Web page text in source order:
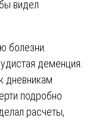
видел
болезни.
деменция.
дневникам
подробно
расчеты,